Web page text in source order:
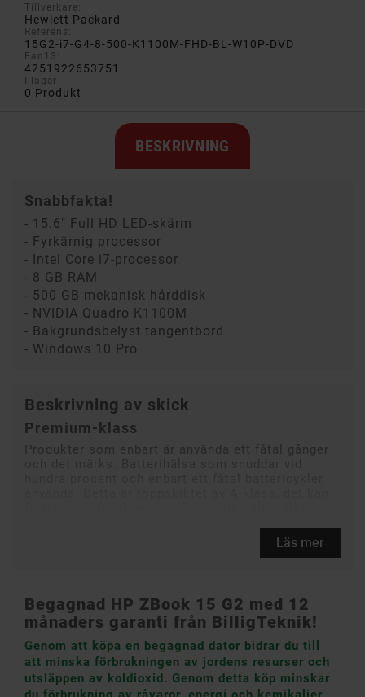
Tillverkare:
Hewlett Packard
Referens:
15G2-i7-G4-8-500-K1100M-FHD-BL-W10P-DVD
Ean13:
4251922653751
I lager
0 Produkt
BESKRIVNING
Begagnad HP ZBook 15 G2 med 12
månaders garanti från BilligTeknik!
Genom att köpa en begagnad dator bidrar du till
att minska förbrukningen av jordens resurser och
utsläppen av koldioxid. Genom detta köp minskar
Snabbfakta!
- 15.6" Full HD LED-skärm
- Fyrkärnig processor
- Intel Core i7-processor
- 8 GB RAM
- 500 GB mekanisk hårddisk
- NVIDIA Quadro K1100M
- Bakgrundsbelyst tangentbord
- Windows 10 Pro
Beskrivning av skick
Premium-klass
Produkter som enbart är använda ett fåtal gånger
Läs mer